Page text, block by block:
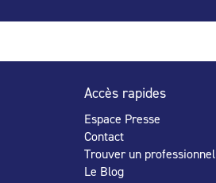
Accès rapides
Espace Presse
Contact
Trouver un professionnel
Le Blog